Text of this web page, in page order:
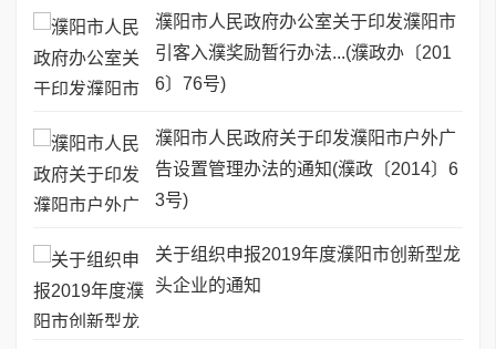
濮阳市人民政府办公室关于印发濮阳市
引客入濮奖励暂行办法...(濮政办〔201
6〕76号)
濮阳市人民政府关于印发濮阳市户外广
告设置管理办法的通知(濮政〔2014〕6
3号)
关于组织申报2019年度濮阳市创新型龙
头企业的通知